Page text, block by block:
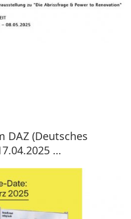
DAZ (Deutsches
…